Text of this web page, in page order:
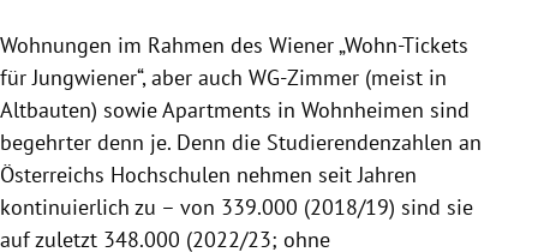
Wohnungen im Rahmen des Wiener „Wohn-Tickets
für Jungwiener“, aber auch WG-Zimmer (meist in
Altbauten) sowie Apartments in Wohnheimen sind
begehrter denn je. Denn die Studierendenzahlen an
Österreichs Hochschulen nehmen seit Jahren
kontinuierlich zu – von 339.000 (2018/19) sind sie
auf zuletzt 348.000 (2022/23; ohne